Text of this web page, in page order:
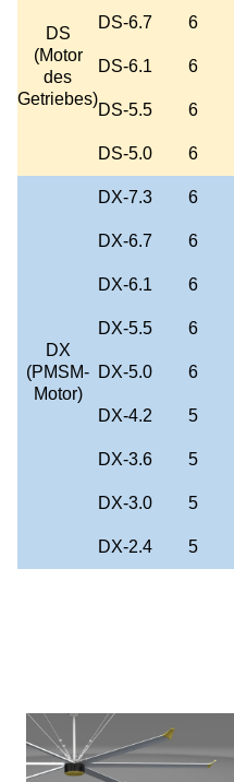
DS
(Motor
des
Getriebes)
DS-6.7 6
DS-6.1 6
DS-5.5 6
DS-5.0 6
DX
(PMSM-
Motor)
DX-7.3 6
DX-6.7 6
DX-6.1 6
DX-5.5 6
DX-5.0 6
DX-4.2 5
DX-3.6 5
DX-3.0 5
DX-2.4 5